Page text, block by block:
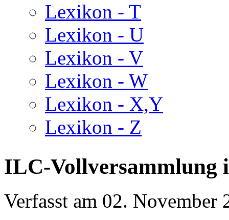
Lexikon - T
Lexikon - U
Lexikon - V
Lexikon - W
Lexikon - X,Y
Lexikon - Z
ILC-Vollversammlung
Verfasst am 02. November